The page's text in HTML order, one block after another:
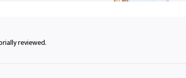
reviewed.